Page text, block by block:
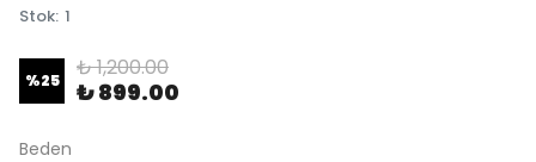
Stok: 1
%25 ₺ 1,200.00
₺ 899.00
Beden